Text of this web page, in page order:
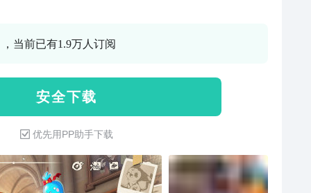
，公平博弈无穷乐趣！多端全平台互通，单人漫游或
的方式游玩，寻找你独一无二的羁绊，这里就是我们
中的洛克王国世界！
当前已有1.9万人订阅
安 全 下 载
优先用PP助手下载